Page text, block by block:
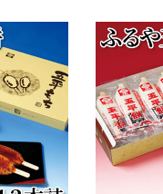
5
12
19
26
火 水
4
6 7
12 13 14
18
19 20 21
25
26 27 28